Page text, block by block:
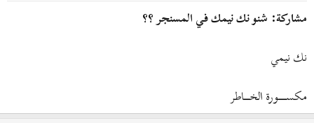
مشاركة: شنو نك نيمك في المسنجر ؟؟
نك نيمي
مكســـــــــــورة الخــــــــاطر